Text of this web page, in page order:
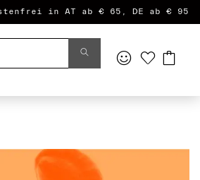
in AT ab € 65, DE ab € 95